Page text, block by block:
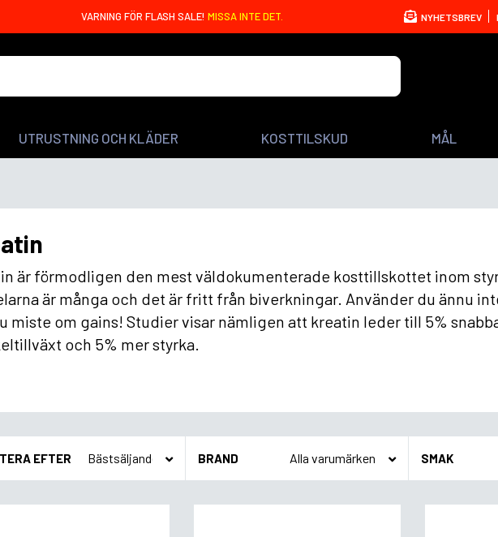
VARNING FÖR FLASH SALE! MISSA INTE DET. NYHETSBREV
UTRUSTNING OCH KLÄDER KOSTTILSKUD MÅL
är förmodligen den mest väldokumenterade kosttillskottet inom
är många och det är fritt från biverkningar. Använder du ännu
miste om gains! Studier visar nämligen att kreatin leder till 5%
och 5% mer styrka.
EFTER BRAND SMAK